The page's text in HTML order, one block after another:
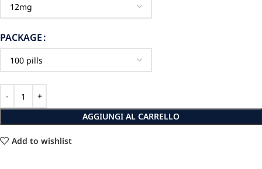
PACKAGE
AGGIUNGI AL CARRELLO
Add to wishlist